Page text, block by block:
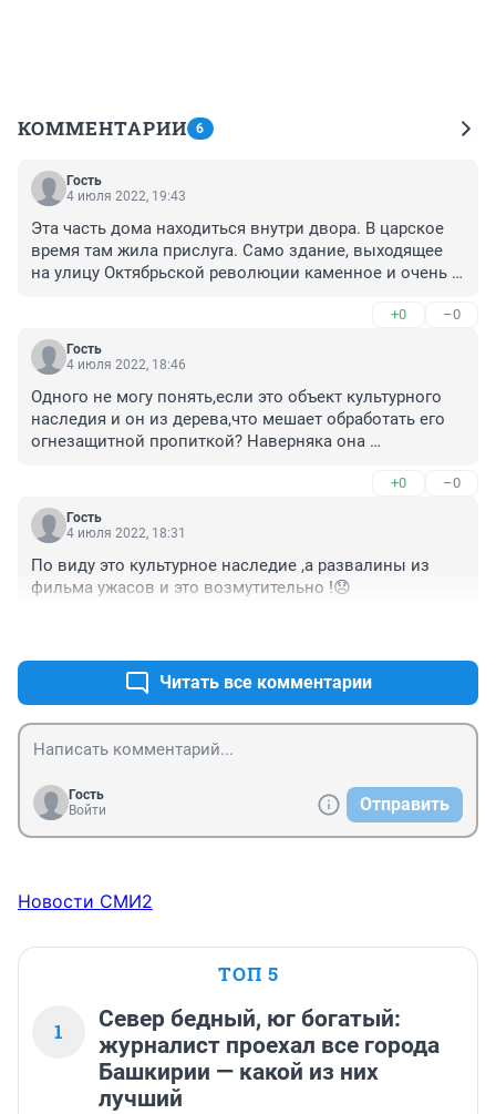
КОММЕНТАРИИ 6
Гость
4 июля 2022, 19:43
Эта часть дома находиться внутри двора. В царское
время там жила прислуга. Само здание, выходящее
на улицу Октябрьской революции каменное и очень
+0 –0
Гость
4 июля 2022, 18:46
Одного не могу понять,если это объект культурного
наследия и он из дерева,что мешает обработать его
огнезащитной пропиткой? Наверняка она
+0 –0
Гость
4 июля 2022, 18:31
По виду это культурное наследие ,а развалины из
фильма ужасов и это возмутительно !😞
Читать все комментарии
Гость
Войти
Отправить
Новости СМИ2
ТОП 5
1
Север бедный, юг богатый:
журналист проехал все города
Башкирии — какой из них
лучший